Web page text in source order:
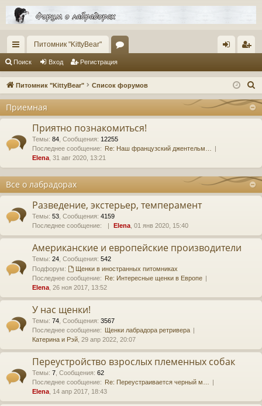
с
ы
и
Питомник "KittyBear"
ор
ум д ис
ац
Поиск Вход Регистрация
Питомник "KittyBear" Список форумов
Приемная
Приятно познакомиться!
Темы: 84 Сообщения: 12255
Последнее сообщение: Re: Наш французский джентельм…
Elena , 31 авг 2020, 13:21
Все о лабрадорах
Разведение, экстерьер, темперамент
Темы: 53 Сообщения: 4159
Последнее сообщение:
Elena , 01 янв 2020, 15:40
Американские и европейские производители
Темы: 24 Сообщения: 542
Подфорум:
Щенки в иностранных питомниках
Последнее сообщение: Re: Интересные щенки в Европе
Elena , 26 ноя 2017, 13:52
У нас щенки!
Темы: 74 Сообщения: 3567
Последнее сообщение: Щенки лабрадора ретривера
Катерина и Рэй , 29 апр 2022, 20:07
Переустройство взрослых племенных собак
Темы: 7 Сообщения: 62
Последнее сообщение: Re: Переустраивается черный м…
Elena , 14 апр 2017, 18:43